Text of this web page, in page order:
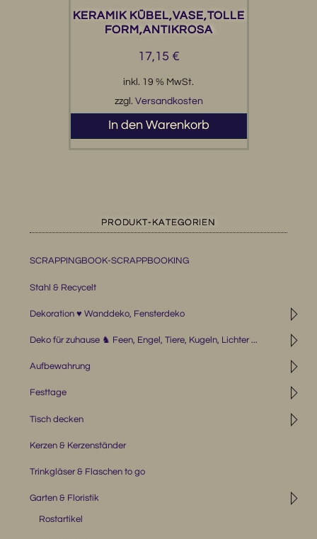
KERAMIK KÜBEL,VASE,TOLLE
FORM,ANTIKROSA
17,15 €
inkl. 19 % MwSt.
zzgl. Versandkosten
In den Warenkorb
PRODUKT-KATEGORIEN
SCRAPPINGBOOK-SCRAPPBOOKING
Stahl & Recycelt
◹
Dekoration ♥ Wanddeko, Fensterdeko
◹
Deko für zuhause ♞ Feen, Engel, Tiere, Kugeln, Lichter ...
◹
Aufbewahrung
◹
Festtage
◹
Tisch decken
Kerzen & Kerzenständer
Trinkgläser & Flaschen to go
◹
Garten & Floristik
Rostartikel